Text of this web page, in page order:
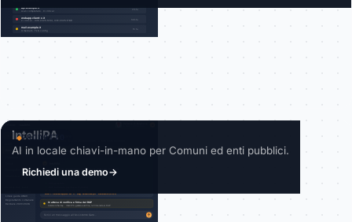
PRODOTTO
IntelliPA
AI in locale chiavi-in-mano per Comuni ed enti pubblici.
Richiedi una demo→